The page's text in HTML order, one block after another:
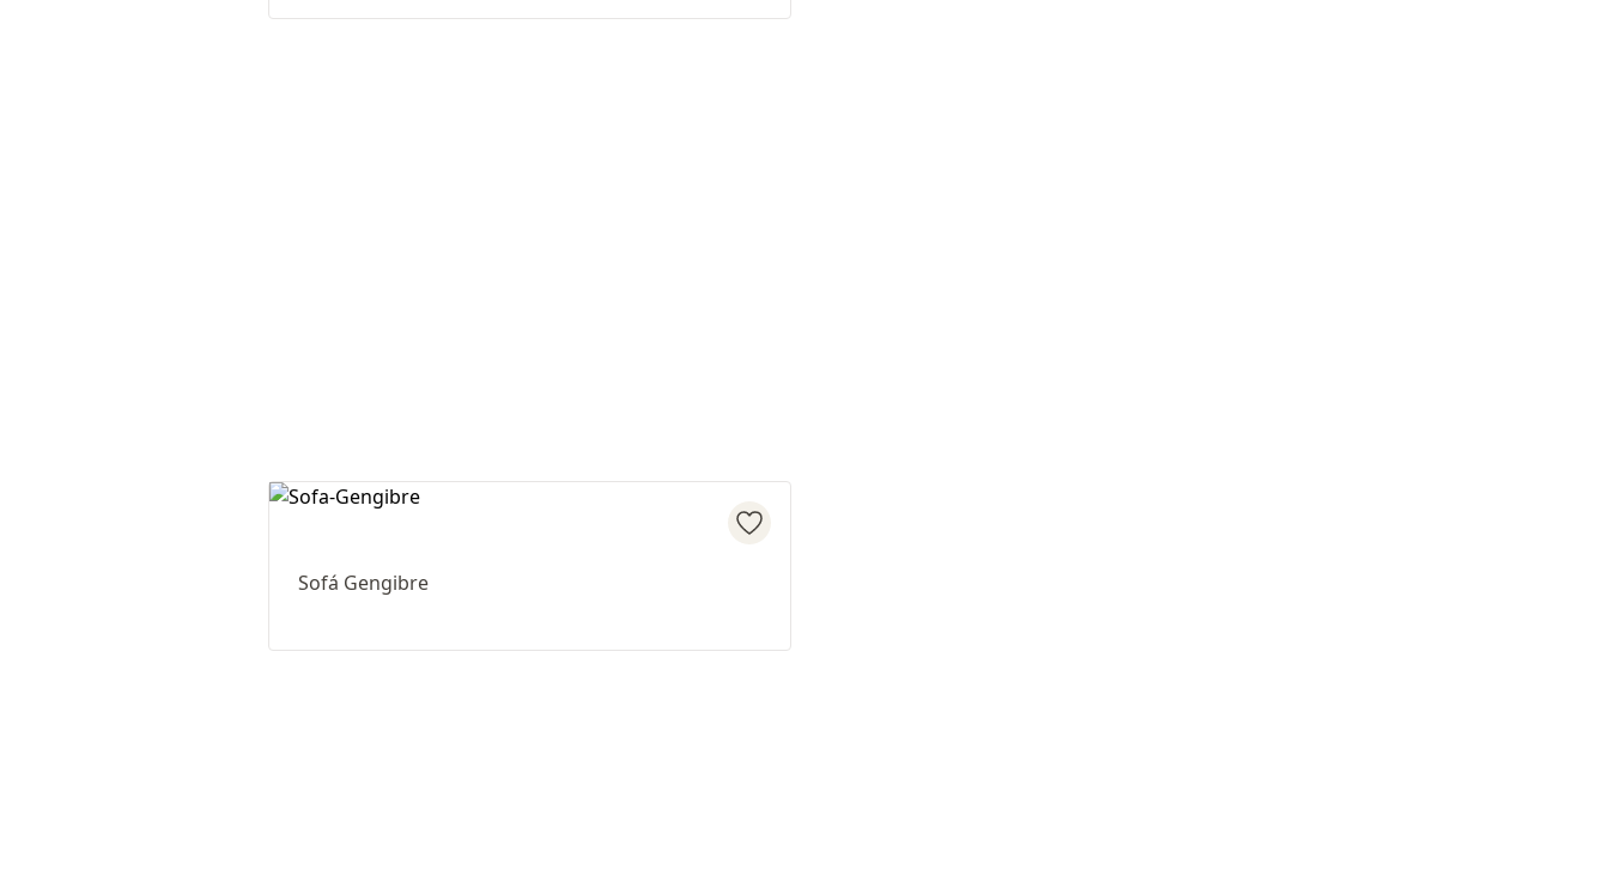
Sofá Gengibre